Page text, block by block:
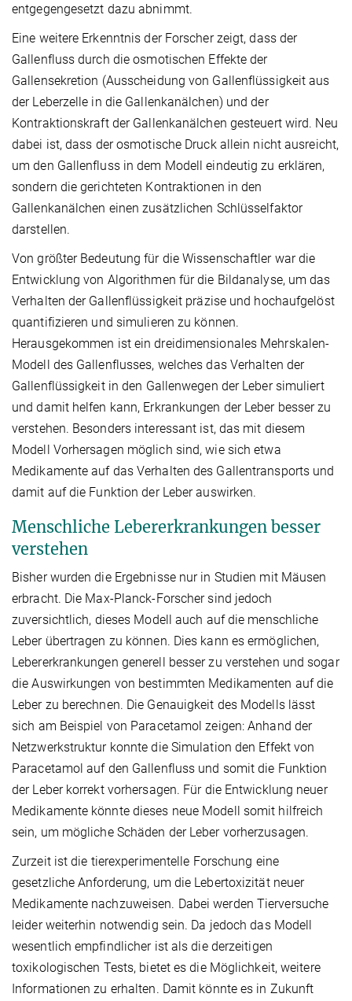
entgegengesetzt dazu abnimmt.
Eine weitere Erkenntnis der Forscher zeigt, dass der
Gallenfluss durch die osmotischen Effekte der
Gallensekretion (Ausscheidung von Gallenflüssigkeit aus
der Leberzelle in die Gallenkanälchen) und der
Kontraktionskraft der Gallenkanälchen gesteuert wird. Neu
dabei ist, dass der osmotische Druck allein nicht ausreicht,
um den Gallenfluss in dem Modell eindeutig zu erklären,
sondern die gerichteten Kontraktionen in den
Gallenkanälchen einen zusätzlichen Schlüsselfaktor
darstellen.
Von größter Bedeutung für die Wissenschaftler war die
Entwicklung von Algorithmen für die Bildanalyse, um das
Verhalten der Gallenflüssigkeit präzise und hochaufgelöst
quantifizieren und simulieren zu können.
Herausgekommen ist ein dreidimensionales Mehrskalen-
Modell des Gallenflusses, welches das Verhalten der
Gallenflüssigkeit in den Gallenwegen der Leber simuliert
und damit helfen kann, Erkrankungen der Leber besser zu
verstehen. Besonders interessant ist, das mit diesem
Modell Vorhersagen möglich sind, wie sich etwa
Medikamente auf das Verhalten des Gallentransports und
damit auf die Funktion der Leber auswirken.
Menschliche Lebererkrankungen besser
verstehen
Bisher wurden die Ergebnisse nur in Studien mit Mäusen
erbracht. Die Max-Planck-Forscher sind jedoch
zuversichtlich, dieses Modell auch auf die menschliche
Leber übertragen zu können. Dies kann es ermöglichen,
Lebererkrankungen generell besser zu verstehen und sogar
die Auswirkungen von bestimmten Medikamenten auf die
Leber zu berechnen. Die Genauigkeit des Modells lässt
sich am Beispiel von Paracetamol zeigen: Anhand der
Netzwerkstruktur konnte die Simulation den Effekt von
Paracetamol auf den Gallenfluss und somit die Funktion
der Leber korrekt vorhersagen. Für die Entwicklung neuer
Medikamente könnte dieses neue Modell somit hilfreich
sein, um mögliche Schäden der Leber vorherzusagen.
Zurzeit ist die tierexperimentelle Forschung eine
gesetzliche Anforderung, um die Lebertoxizität neuer
Medikamente nachzuweisen. Dabei werden Tierversuche
leider weiterhin notwendig sein. Da jedoch das Modell
wesentlich empfindlicher ist als die derzeitigen
toxikologischen Tests, bietet es die Möglichkeit, weitere
Informationen zu erhalten. Damit könnte es in Zukunft